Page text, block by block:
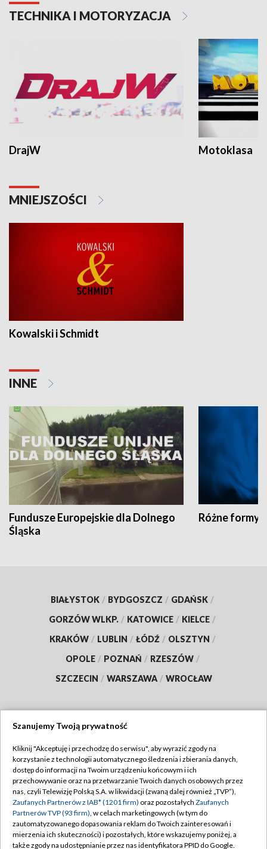
TECHNIKA I MOTORYZACJA
DrajW Motoklasa
MNIEJSZOŚCI
Kowalski i Schmidt
INNE
Fundusze Europejskie dla Dolnego
Śląska
Różne formy
BIAŁYSTOK / BYDGOSZCZ / GDAŃSK /
GORZÓW WLKP. / KATOWICE / KIELCE /
KRAKÓW / LUBLIN / ŁÓDŹ / OLSZTYN /
OPOLE / POZNAŃ / RZESZÓW /
SZCZECIN / WARSZAWA / WROCŁAW
TVP
Abonament TVP
Emisja w TVP
Centrum informacji TVP
Naziemna Telewizja Cyfrowa
Regulamin TVP
Polityka prywatności
Moje zgody
Pomoc
Szanujemy Twoją prywatność
Kliknij "Akceptuję i przechodzę do serwisu", aby wyrazić zgody na
korzystanie z technologii automatycznego śledzenia i zbierania danych,
dostęp do informacji na Twoim urządzeniu końcowym i ich
przechowywanie oraz na przetwarzanie Twoich danych osobowych przez
nas, czyli Telewizję Polską S.A. w likwidacji (zwaną dalej również „TVP”),
Zaufanych Partnerów z IAB* (1201 firm) oraz pozostałych Zaufanych
Partnerów TVP (93 firm), w celach marketingowych (w tym do
zautomatyzowanego dopasowania reklam do Twoich zainteresowań i
mierzenia ich skuteczności) i pozostałych, które wskazujemy poniżej, a
także zgody na udostępnianie przez nas identyfikatora PPID do Google.